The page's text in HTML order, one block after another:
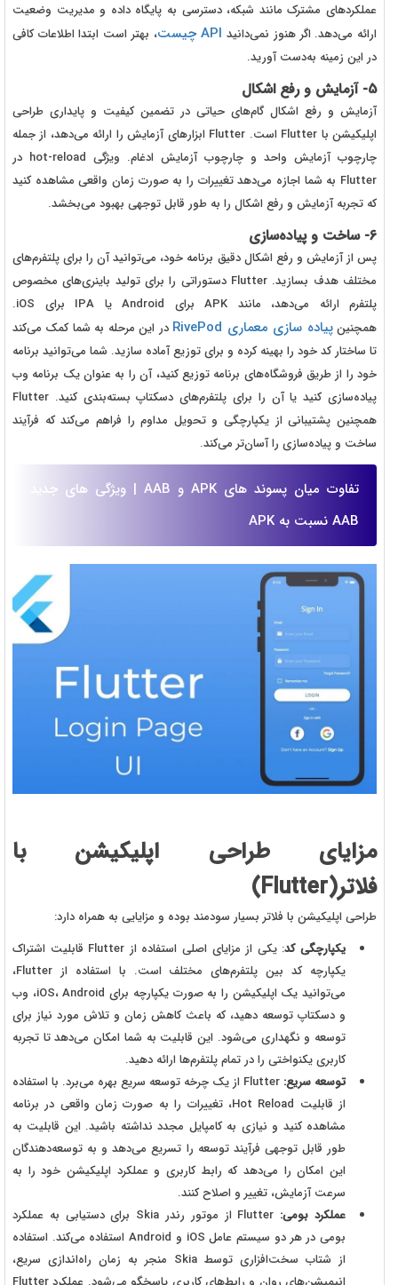
عملکردهای مشترک مانند شبکه، دسترسی به پایگاه داده و مدیریت وضعیت
ارائه می‌دهد. اگر هنوز نمی‌دانید API چیست
، بهتر است ابتدا اطلاعات کافی
در این زمینه به‌دست آورید.
5- آزمایش و رفع اشکال
آزمایش و رفع اشکال گام‌های حیاتی در تضمین کیفیت و پایداری طراحی
اپلیکیشن با Flutter است. Flutter ابزارهای آزمایش را ارائه می‌دهد، از جمله
چارچوب آزمایش واحد و چارچوب آزمایش ادغام. ویژگی hot-reload در
Flutter به شما اجازه می‌دهد تغییرات را به صورت زمان واقعی مشاهده کنید
که تجربه آزمایش و رفع اشکال را به طور قابل توجهی بهبود می‌بخشد.
6- ساخت و پیاده‌سازی
پس از آزمایش و رفع اشکال دقیق برنامه خود، می‌توانید آن را برای پلتفرم‌های
مختلف هدف بسازید. Flutter دستوراتی را برای تولید باینری‌های مخصوص
پلتفرم ارائه می‌دهد، مانند APK برای Android یا IPA برای iOS.
همچنینپیاده سازی معماری RivePod
در این مرحله به شما کمک می‌کند
تا ساختار کد خود را بهینه کرده و برای توزیع آماده سازید. شما می‌توانید برنامه
خود را از طریق فروشگاه‌های برنامه توزیع کنید، آن را به عنوان یک برنامه وب
پیاده‌سازی کنید یا آن را برای پلتفرم‌های دسکتاپ بسته‌بندی کنید. Flutter
همچنین پشتیبانی از یکپارچگی و تحویل مداوم را فراهم می‌کند که فرآیند
ساخت و پیاده‌سازی را آسان‌تر می‌کند.
تفاوت میان پسوند های APK و AAB | ویژگی های جدید
AAB نسبت به APK
مزایای طراحی اپلیکیشن با
فلاتر(Flutter)
طراحی اپلیکیشن با فلاتر بسیار سودمند بوده و مزایایی به همراه دارد:
یکپارچگی کد
: یکی از مزایای اصلی استفاده از Flutter قابلیت اشتراک
یکپارچه کد بین پلتفرم‌های مختلف است. با استفاده از Flutter،
می‌توانید یک اپلیکیشن را به صورت یکپارچه برای iOS، Android، وب
و دسکتاپ توسعه دهید، که باعث کاهش زمان و تلاش مورد نیاز برای
توسعه و نگهداری می‌شود. این قابلیت به شما امکان می‌دهد تا تجربه
کاربری یکنواختی را در تمام پلتفرم‌ها ارائه دهید.
توسعه سریع:
Flutter از یک چرخه توسعه سریع بهره می‌برد. با استفاده
از قابلیت Hot Reload، تغییرات را به صورت زمان واقعی در برنامه
مشاهده کنید و نیازی به کامپایل مجدد نداشته باشید. این قابلیت به
طور قابل توجهی فرآیند توسعه را تسریع می‌دهد و به توسعه‌دهندگان
این امکان را می‌دهد که رابط کاربری و عملکرد اپلیکیشن خود را به
سرعت آزمایش، تغییر و اصلاح کنند.
عملکرد بومی:
Flutter از موتور رندر Skia برای دستیابی به عملکرد
بومی در هر دو سیستم عامل iOS و Android استفاده می‌کند. استفاده
از شتاب سخت‌افزاری توسط Skia منجر به زمان راه‌اندازی سریع،